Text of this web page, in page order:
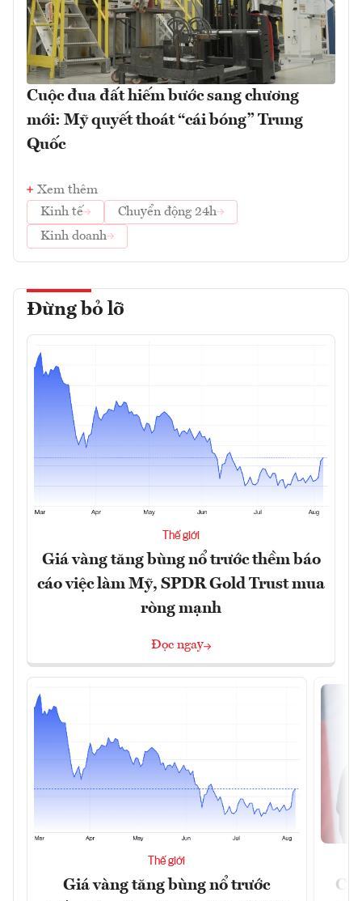
Cuộc đua đất hiếm bước sang chương
mới: Mỹ quyết thoát “cái bóng” Trung
Quốc
Xem thêm
Kinh tế
Chuyển động 24h
Kinh doanh
Đừng bỏ lỡ
Thế giới
Giá vàng tăng bùng nổ trước thềm báo
cáo việc làm Mỹ, SPDR Gold Trust mua
ròng mạnh
Đọc ngay
Thế giới
Giá vàng tăng bùng nổ trước